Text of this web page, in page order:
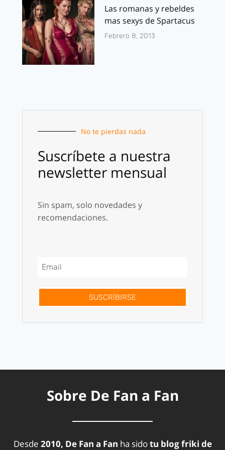
Las romanas y rebeldes
mas sexys de Spartacus
Febrero 8, 2013
No te pierdas nada
Suscríbete a nuestra
newsletter mensual
Sin spam, solo novedades y
recomendaciones.
SUSCRÍBIRSE
Sobre De Fan a Fan
Desde 2010, De Fan a Fan ha sidotu blog friki de